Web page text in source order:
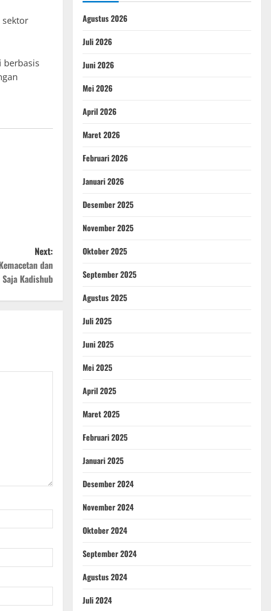
berbasis
Next:
dan
Kadishub
Agustus 2026
Juli 2026
Juni 2026
Mei 2026
April 2026
Maret 2026
Februari 2026
Januari 2026
Desember 2025
November 2025
Oktober 2025
September 2025
Agustus 2025
Juli 2025
Juni 2025
Mei 2025
April 2025
Maret 2025
Februari 2025
Januari 2025
Desember 2024
November 2024
Oktober 2024
September 2024
Agustus 2024
Juli 2024